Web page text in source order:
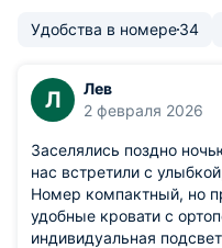
Удобства в номере34
Л
Лев
2 февраля 2026
Заселялись поздно
нас встретили с
Номер компактный, но
удобные кровати с
индивидуальная